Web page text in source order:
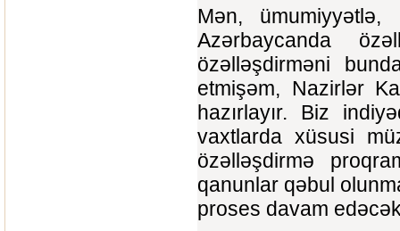
Mən,
Azərbaycanda
özəlləşdirməni
etmişəm, Nazirlər
hazırlayır. Biz
vaxtlarda xüsusi
özəlləşdirmə
qanunlar qəbul
proses davam